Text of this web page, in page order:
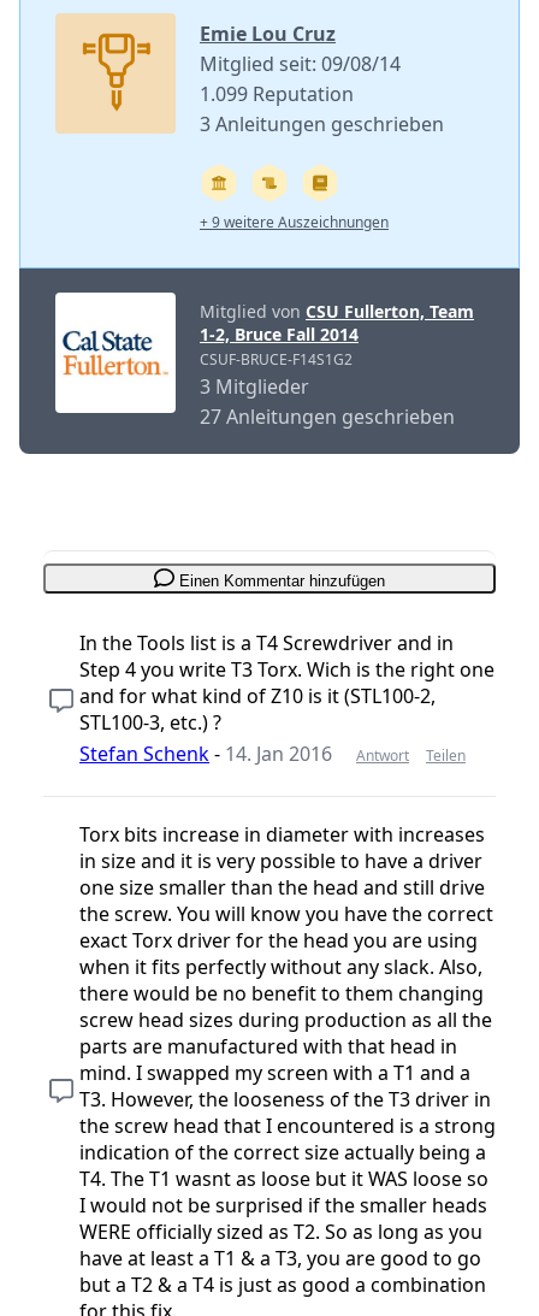
Emie Lou Cruz
Mitglied seit: 09/08/14
1.099 Reputation
3 Anleitungen geschrieben
+ 9 weitere Auszeichnungen
Mitglied von CSU Fullerton, Team
1-2, Bruce Fall 2014
CSUF-BRUCE-F14S1G2
3 Mitglieder
27 Anleitungen geschrieben
Einen Kommentar hinzufügen
In the Tools list is a T4 Screwdriver and in
Step 4 you write T3 Torx. Wich is the right one
and for what kind of Z10 is it (STL100-2,
STL100-3, etc.) ?
Stefan Schenk- 14. Jan 2016 Antwort Teilen
Torx bits increase in diameter with increases
in size and it is very possible to have a driver
one size smaller than the head and still drive
the screw. You will know you have the correct
exact Torx driver for the head you are using
when it fits perfectly without any slack. Also,
there would be no benefit to them changing
screw head sizes during production as all the
parts are manufactured with that head in
mind. I swapped my screen with a T1 and a
T3. However, the looseness of the T3 driver in
the screw head that I encountered is a strong
indication of the correct size actually being a
T4. The T1 wasnt as loose but it WAS loose so
I would not be surprised if the smaller heads
WERE officially sized as T2. So as long as you
have at least a T1 & a T3, you are good to go
but a T2 & a T4 is just as good a combination